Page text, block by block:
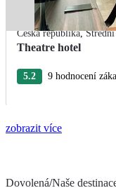
Česká republika,
Theatre hotel
5.2
9 hodnocení
zobrazit více
Dovolená/Naše